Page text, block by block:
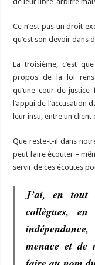
Ce n’est pas un droit
qu’est son devoir dans
La troisième, c’est
propos de la loi
qu’une cour de justice
l’appui de l’accusation
leur insu, entre un client
Que reste-t-il dans
peut faire écouter –
servir de ces écoutes
J’ai, en tout
collègues,
menace et de